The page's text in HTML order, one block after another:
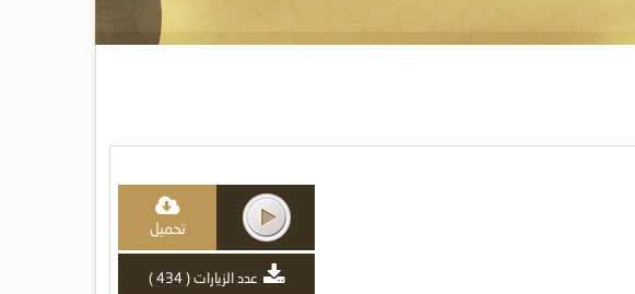
تحميل
عدد الزيارات ( 434 )